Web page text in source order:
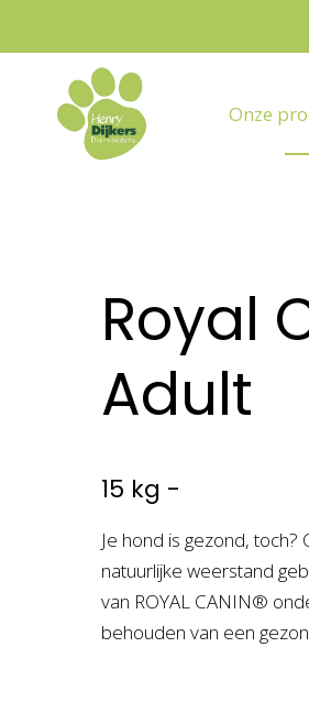
Onze
Royal
Adult
15 kg -
Je hond is gezond,
natuurlijke weerstand
van ROYAL CANIN®
behouden van een